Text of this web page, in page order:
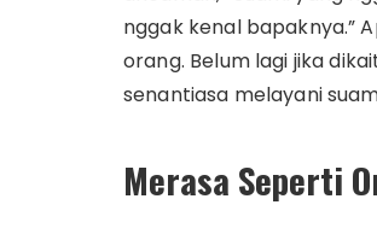
nggak kenal bapaknya.”
orang. Belum lagi jika
senantiasa melayani
Merasa Seperti